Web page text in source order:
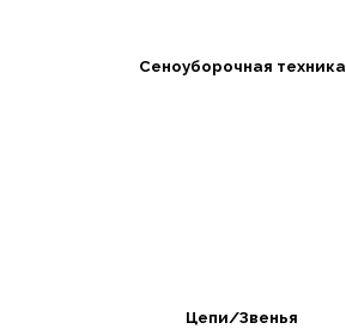
Сеноуборочная техника
Цепи/Звенья